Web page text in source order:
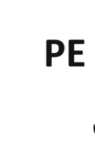
Bildergalerie